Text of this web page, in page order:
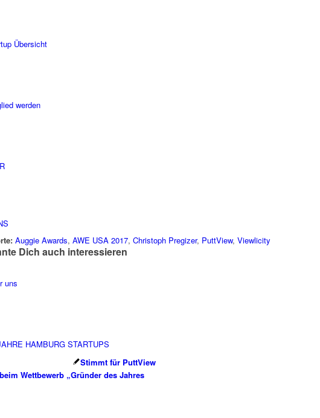
Übersicht
werden
uns
HAMBURG STARTUPS
Auggie Awards, AWE USA 2017, Christoph Pregizer, PuttView, Viewlicity
Dich auch interessieren
Stimmt für PuttView
Wettbewerb „Gründer des Jahres